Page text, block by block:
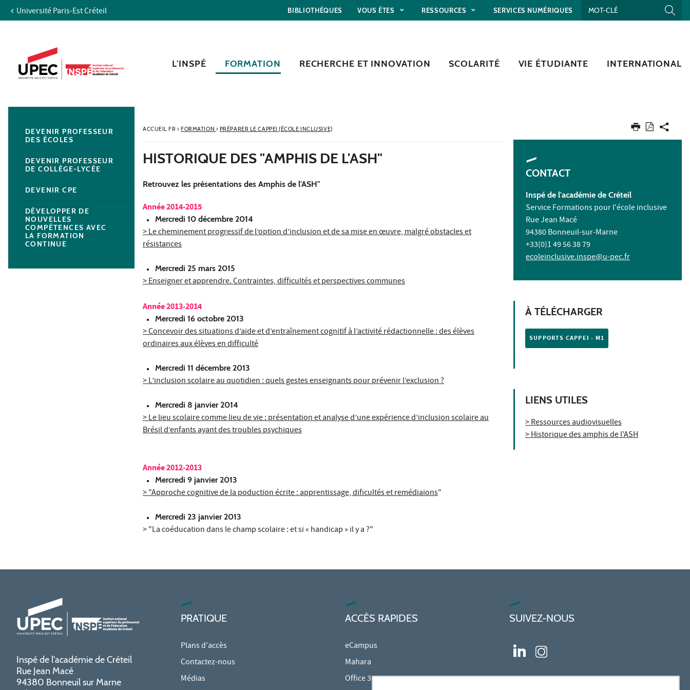
Aller au contenu
Recherche
Navigation secondaire
Université Paris-Est Créteil BIBLIOTHÈQUES VOUS ÊTES RESSOURCES SERVICES NUMÉRIQUES
L'INSPÉ FORMATION RECHERCHE ET INNOVATION SCOLARITÉ VIE ÉTUDIANTE INTERNATIONAL
ACCUEIL FR› FORMATION › PRÉPARER LE CAPPEI (ÉCOLE INCLUSIVE)
HISTORIQUE DES "AMPHIS DE L'ASH"
Retrouvez les présentations des Amphis de l'ASH"
Année 2014-2015
Mercredi 10 décembre 2014
>Le cheminement progressif de l’option d’inclusion et de sa mise en œuvre, malgré obstacles et
résistances
Mercredi 25 mars 2015
> Enseigner et apprendre. Contraintes, difficultés et perspectives communes
Année 2013-2014
Mercredi 16 octobre 2013
> Concevoir des situations d’aide et d’entraînement cognitif à l’activité rédactionnelle : des élèves
ordinaires aux élèves en difficulté
Mercredi 11 décembre 2013
> L’inclusion scolaire au quotidien : quels gestes enseignants pour prévenir l’exclusion ?
Mercredi 8 janvier 2014
> Le lieu scolaire comme lieu de vie : présentation et analyse d’une expérience d’inclusion scolaire au
Brésil d’enfants ayant des troubles psychiques
Année 2012-2013
Mercredi 9 janvier 2013
> "Approche cognitive de la poduction écrite : apprentissage, dificultés et remédiaions"
Mercredi 23 janvier 2013
> "La coéducation dans le champ scolaire : et si « handicap » il y a ?"
CONTACT
Inspé de l'académie de Créteil
Service Formations pour l'école inclusive
Rue Jean Macé
94380 Bonneuil-sur-Marne
+33(0)1 49 56 38 79
ecoleinclusive.inspe@u-pec.fr
À TÉLÉCHARGER
SUPPORTS CAPPEI - M1
LIENS UTILES
> Ressources audiovisuelles
> Historique des amphis de l'ASH
DEVENIR PROFESSEUR
DES ÉCOLES
DEVENIR PROFESSEUR
DE COLLÈGE-LYCÉE
DEVENIR CPE
DÉVELOPPER DE
NOUVELLES
COMPÉTENCES AVEC
LA FORMATION
CONTINUE
Inspé de l'académie de Créteil
Rue Jean Macé
94380 Bonneuil sur Marne
PRATIQUE
Plans d'accès
Contactez-nous
Médias
ACCÈS RAPIDES
eCampus
Mahara
Office 365
SUIVEZ-NOUS